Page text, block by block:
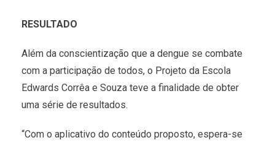
RESULTADO
Além da conscientização que a dengue se combate
com a participação de todos, o Projeto da Escola
Edwards Corrêa e Souza teve a finalidade de obter
uma série de resultados.
“Com o aplicativo do conteúdo proposto, espera-se